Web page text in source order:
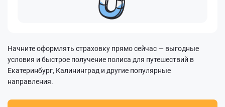
Начните оформлять страховку прямо сейчас — выгодные
условия и быстрое получение полиса для путешествий в
Екатеринбург, Калининград и другие популярные
направления.